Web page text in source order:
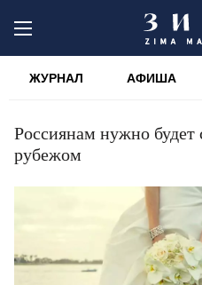
ЖУРНАЛ АФИША
Россиянам нужно будет
рубежом